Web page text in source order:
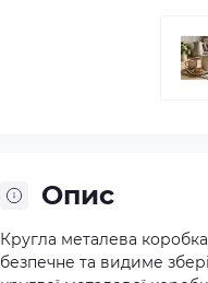
Опис
Кругла металева
безпечне та видиме